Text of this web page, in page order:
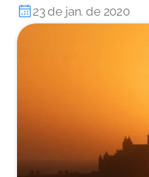
23 de jan. de 2020